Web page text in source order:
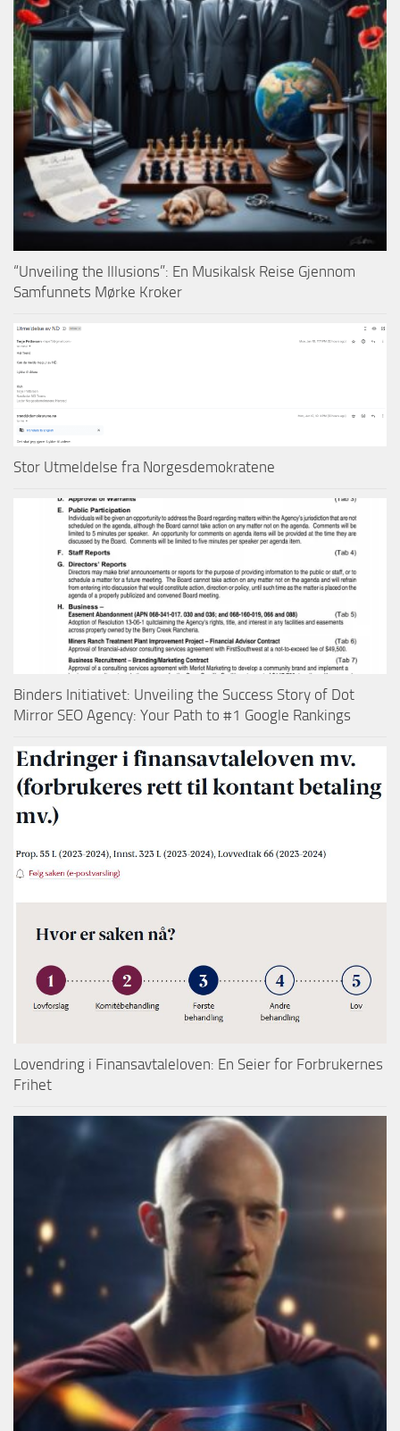
“Unveiling the Illusions”: En Musikalsk Reise Gjennom
Samfunnets Mørke Kroker
Stor Utmeldelse fra Norgesdemokratene
Binders Initiativet: Unveiling the Success Story of Dot
Mirror SEO Agency: Your Path to #1 Google Rankings
Lovendring i Finansavtaleloven: En Seier for Forbrukernes
Frihet